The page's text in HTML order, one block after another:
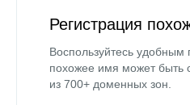
Регистрация
Воспользуйтесь
похожее имя может быть
из 700+ доменных зон.